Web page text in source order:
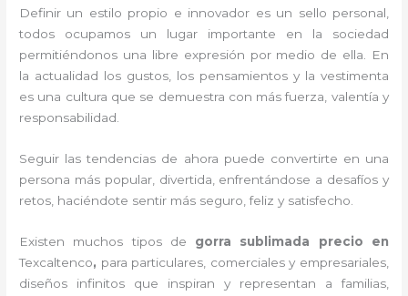
Definir un estilo propio e innovador es un sello personal,
todos ocupamos un lugar importante en la sociedad
permitiéndonos una libre expresión por medio de ella. En
la actualidad los gustos, los pensamientos y la vestimenta
es una cultura que se demuestra con más fuerza, valentía y
responsabilidad.
Seguir las tendencias de ahora puede convertirte en una
persona más popular, divertida, enfrentándose a desafíos y
retos, haciéndote sentir más seguro, feliz y satisfecho.
Existen muchos tipos de gorra sublimada precio en
Texcaltenco, para particulares, comerciales y empresariales,
diseños infinitos que inspiran y representan a familias,